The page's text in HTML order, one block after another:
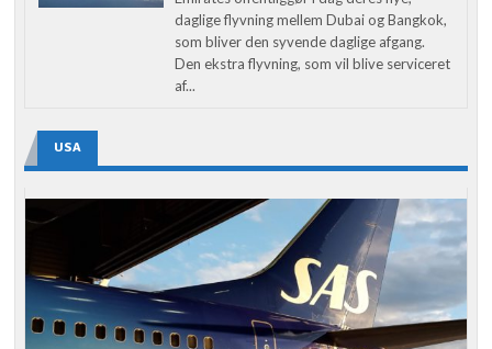
daglige flyvning mellem Dubai og Bangkok,
som bliver den syvende daglige afgang.
Den ekstra flyvning, som vil blive serviceret
af...
USA